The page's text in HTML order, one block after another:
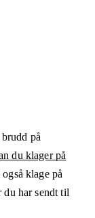
på
du klager på
klage på
du har sendt til